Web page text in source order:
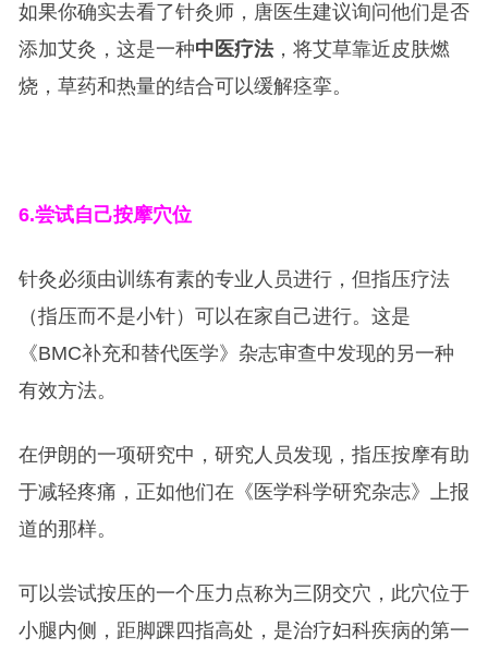
如果你确实去看了针灸师，唐医生建议询问他们是否
添加艾灸，这是一种中医疗法，将艾草靠近皮肤燃
烧，草药和热量的结合可以缓解痉挛。
6.尝试自己按摩穴位
针灸必须由训练有素的专业人员进行，但指压疗法
（指压而不是小针）可以在家自己进行。这是
《BMC补充和替代医学》杂志审查中发现的另一种
有效方法。
在伊朗的一项研究中，研究人员发现，指压按摩有助
于减轻疼痛，正如他们在《医学科学研究杂志》上报
道的那样。
可以尝试按压的一个压力点称为三阴交穴，此穴位于
小腿内侧，距脚踝四指高处，是治疗妇科疾病的第一